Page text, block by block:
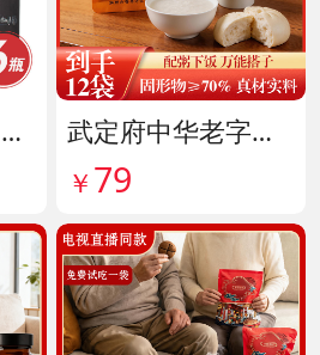
武定府中华老字号酱香八宝菜超值组 货号142007
￥ 79